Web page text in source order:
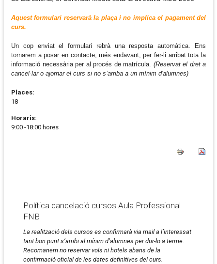
Aquest formulari reservarà la plaça i no implica el pagament del
curs.
Un cop enviat el formulari rebrà una resposta automàtica. Ens
tornarem a posar en contacte, més endavant, per fer-li arribat tota la
informació necessària per al procés de matrícula. (Reservat el dret a
cancel·lar o ajornar el curs si no s’arriba a un mínim d'alumnes)
Places:
18
Horaris:
9:00 -18:00 hores
Política cancelació cursos Aula Professional
FNB
La realització dels cursos es confirmarà via mail a l’interessat
tant bon punt s’arribi al mínim d’alumnes per dur-lo a terme.
Recomanem no reservar vols ni hotels abans de la
confirmació oficial de les dates definitives del curs.